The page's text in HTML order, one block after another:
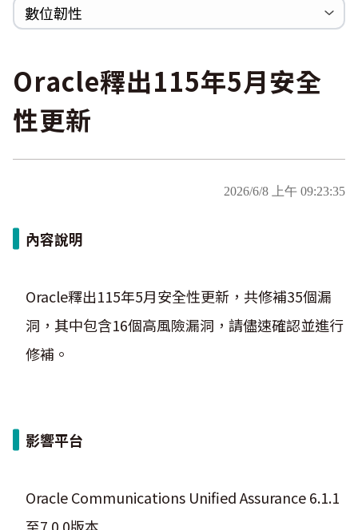
Heartbleed
巡迴研討會
CCOE資安實戰人才培育計畫成果簡介
資安人才培訓服務網
資安系列競賽網站
數位韌性
Oracle釋出115年5月安全
性更新
2026/6/8 上午 09:23:35
內容說明
Oracle釋出115年5月安全性更新，共修補35個漏
洞，其中包含16個高風險漏洞，請儘速確認並進行
修補。
影響平台
Oracle Communications Unified Assurance 6.1.1